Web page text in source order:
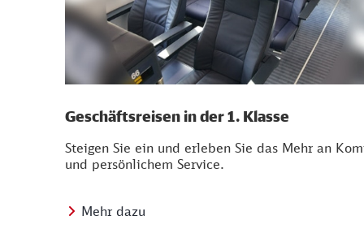
Geschäftsreisen in der 1. Klasse
Steigen Sie ein und erleben Sie das Mehr an
und persönlichem Service.
Mehr dazu